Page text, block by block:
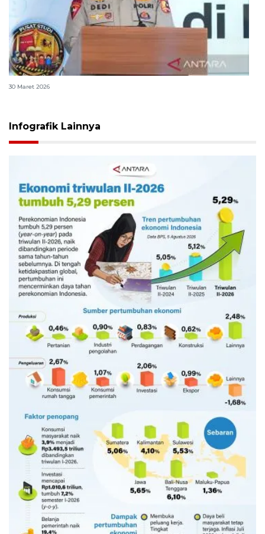
Polri bangun Laboratorium Sosial Sains Kepolisian
30 Maret 2026
Infografik Lainnya